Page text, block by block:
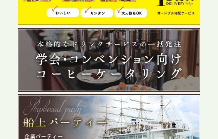
の離職防止に。オフィスや会議室で縁日気分を味わ
う「お祭りケータリング」の提供を開始
2026.5.29
プレスリリースのご案内｜ケータリングのセカンド
テーブル、群馬前橋支社を設立。再開発やオフィス
展開が進む前橋エリアの企業ニーズに応え、高品質
なサービスで各種イベント・懇親会をサポート
2026.5.27
プレスリリースのご案内｜ケータリングのセカンド